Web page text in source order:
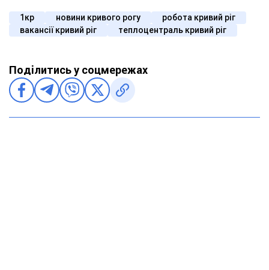
1кр новини кривого рогу
робота кривий ріг
вакансії кривий ріг
теплоцентраль кривий ріг
Поділитись у соцмережах